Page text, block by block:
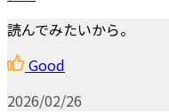
読んでみたいから。
Good
2026/02/26